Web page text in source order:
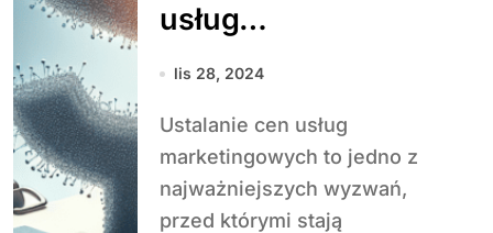
usług
marketingowych?
ustalania cen w
dynamicznym
rynku
lis 28, 2024
Ustalanie cen usług
marketingowych to jedno z
najważniejszych wyzwań,
przed którymi stają